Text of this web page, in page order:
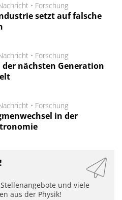
• Forschung
setzt auf falsche
• Forschung
der nächsten Generation
• Forschung
in der
und viele
aus der Physik!